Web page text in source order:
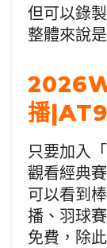
但可以錄
整體來說
播
只要加入「
觀看經典
可以看到
播、羽球
免費，除此